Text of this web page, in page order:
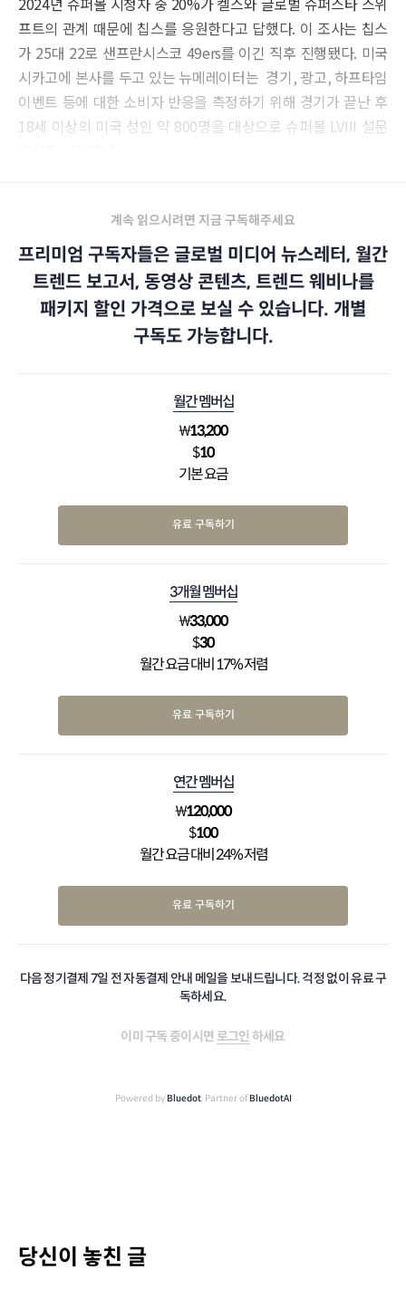
프트의 관계 때문에 칩스를 응원한다고 답했다. 이 조사는 칩스
가 25대 22로 샌프란시스코 49ers를 이긴 직후 진행됐다. 미국
시카고에 본사를 두고 있는 뉴메레이터는 경기, 광고, 하프타임
이벤트 등에 대한 소비자 반응을 측정하기 위해 경기가 끝난 후
18세 이상의 미국 성인 약 800명을 대상으로 슈퍼볼 LVIII 설문
계속 읽으시려면 지금 구독해주세요
프리미엄 구독자들은 글로벌 미디어 뉴스레터, 월간
트렌드 보고서, 동영상 콘텐츠, 트렌드 웨비나를
패키지 할인 가격으로 보실 수 있습니다. 개별
구독도 가능합니다.
월간 멤버십
₩13,200
$10
기본 요금
유료 구독하기
3개월 멤버십
₩33,000
$30
월간 요금 대비 17% 저렴
유료 구독하기
연간 멤버십
₩120,000
$100
월간 요금 대비 24% 저렴
유료 구독하기
다음 정기결제 7일 전 자동결제 안내 메일을 보내드립니다. 걱정 없이 유료 구
독하세요.
이미 구독 중이시면 로그인 하세요
Powered by Bluedot, Partner of BluedotAI
당신이 놓친 글